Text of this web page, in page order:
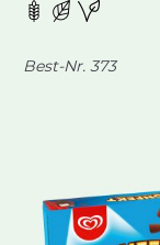
biologischer
Best-Nr. 373